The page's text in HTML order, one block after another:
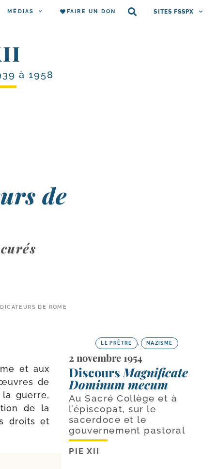
MÉDIAS FAIRE UN DON SITES FSSPX
à 1958
de
DE ROME
et aux
de
la guerre,
de la
droits et
LE PRÊTRE , NAZISME
2 novembre 1954
Discours Magnificate
Dominum mecum
Au Sacré Collège et à
l’épiscopat, sur le
sacerdoce et le
gouvernement pastoral
PIE XII